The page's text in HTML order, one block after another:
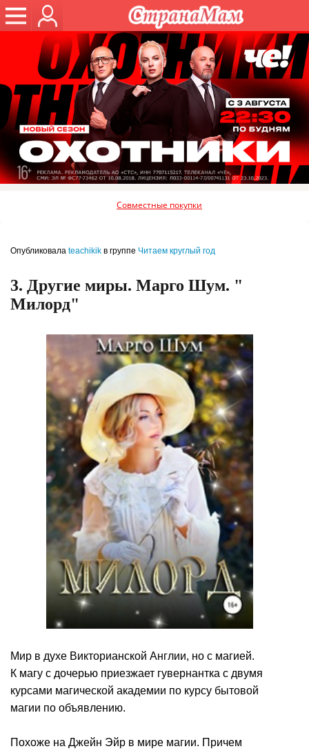
Совместные покупки
Опубликовала teachikik в группе Читаем круглый год
3. Другие миры. Марго Шум. "
Милорд"
Мир в духе Викторианской Англии, но с магией.
К магу с дочерью приезжает гувернантка с двумя
курсами магической академии по курсу бытовой
магии по объявлению.
Похоже на Джейн Эйр в мире магии. Причем